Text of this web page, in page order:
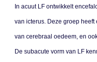
In acuut LF ontwikkelt
van icterus. Deze groep
van cerebraal oedeem, en
De subacute vorm van LF